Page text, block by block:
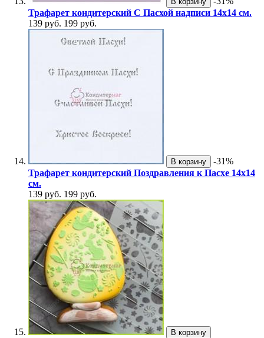
Трафарет кондитерский С Пасхой надписи 14х14 см.
139 руб. 199 руб.
В корзину
-31%
Трафарет кондитерский Поздравления к Пасхе 14х14
см.
139 руб. 199 руб.
В корзину